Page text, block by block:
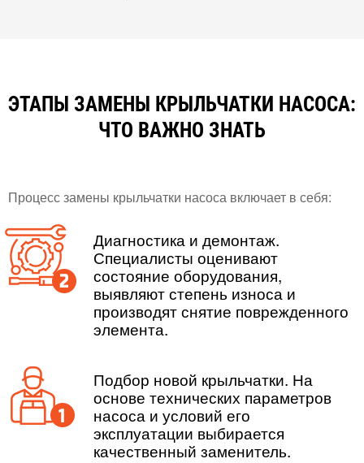
ЭТАПЫ ЗАМЕНЫ КРЫЛЬЧАТКИ НАСОСА:
ЧТО ВАЖНО ЗНАТЬ
Процесс замены крыльчатки насоса включает в себя:
Диагностика и демонтаж.
Специалисты оценивают
состояние оборудования,
выявляют степень износа и
производят снятие поврежденного
элемента.
Подбор новой крыльчатки. На
основе технических параметров
насоса и условий его
эксплуатации выбирается
качественный заменитель.